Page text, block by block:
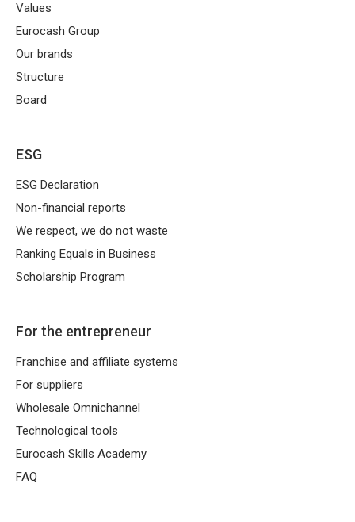
Values
Eurocash Group
Our brands
Structure
Board
ESG
ESG Declaration
Non-financial reports
We respect, we do not waste
Ranking Equals in Business
Scholarship Program
For the entrepreneur
Franchise and affiliate systems
For suppliers
Wholesale Omnichannel
Technological tools
Eurocash Skills Academy
FAQ